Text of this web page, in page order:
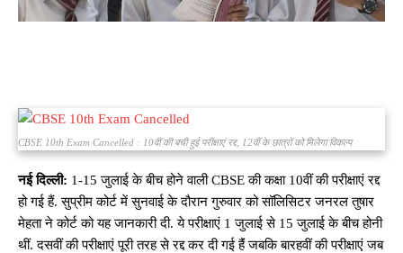
CBSE 10th Exam Cancelled : 10वीं की बची हुई परीक्षाएं रद्द, 12वीं के छात्रों को मिलेगा विकल्प
नई दिल्ली: 1-15 जुलाई के बीच होने वाली CBSE की कक्षा 10वीं की परीक्षाएं रद्द
हो गई हैं. सुप्रीम कोर्ट में सुनवाई के दौरान गुरुवार को सॉलिसिटर जनरल तुषार
मेहता ने कोर्ट को यह जानकारी दी. ये परीक्षाएं 1 जुलाई से 15 जुलाई के बीच होनी
थीं. दसवीं की परीक्षाएं पूरी तरह से रद्द कर दी गई हैंं जबकि बारहवीं की परीक्षाएं जब